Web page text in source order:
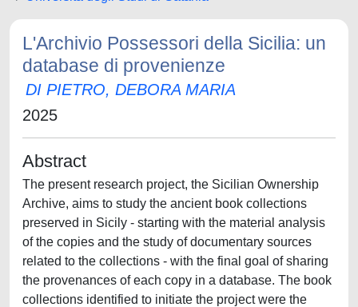
L'Archivio Possessori della Sicilia: un
database di provenienze
DI PIETRO, DEBORA MARIA
2025
Abstract
The present research project, the Sicilian Ownership
Archive, aims to study the ancient book collections
preserved in Sicily - starting with the material analysis
of the copies and the study of documentary sources
related to the collections - with the final goal of sharing
the provenances of each copy in a database. The book
collections identified to initiate the project were the